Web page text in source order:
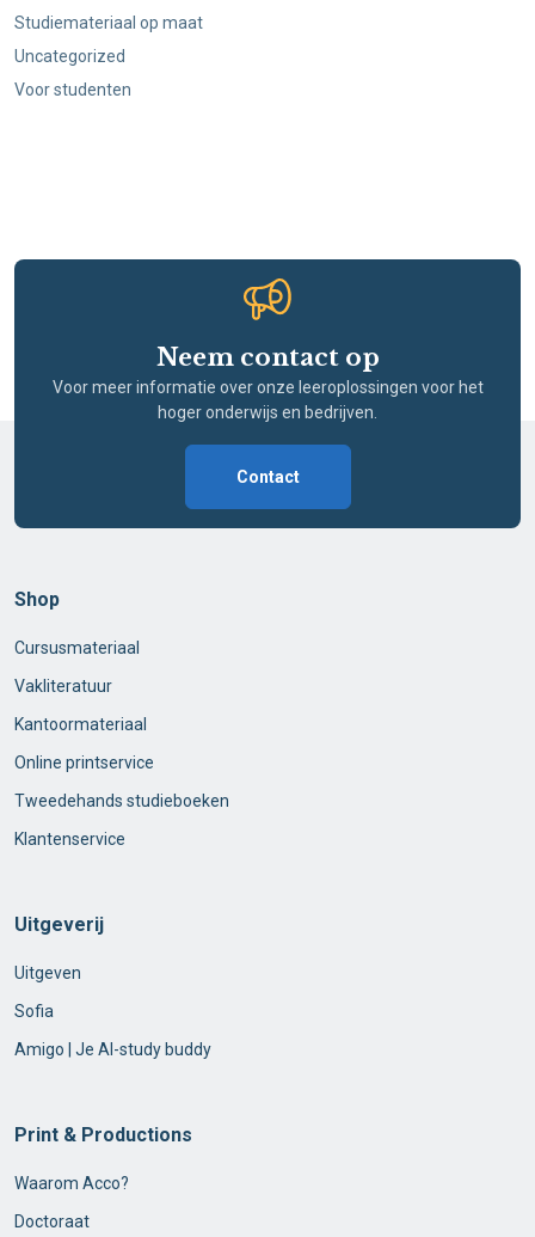
Studiemateriaal op maat
Uncategorized
Voor studenten
Neem contact op
Voor meer informatie over onze leeroplossingen voor het
hoger onderwijs en bedrijven.
Contact
Shop
Cursusmateriaal
Vakliteratuur
Kantoormateriaal
Online printservice
Tweedehands studieboeken
Klantenservice
Uitgeverij
Uitgeven
Sofia
Amigo | Je AI-study buddy
Print & Productions
Waarom Acco?
Doctoraat